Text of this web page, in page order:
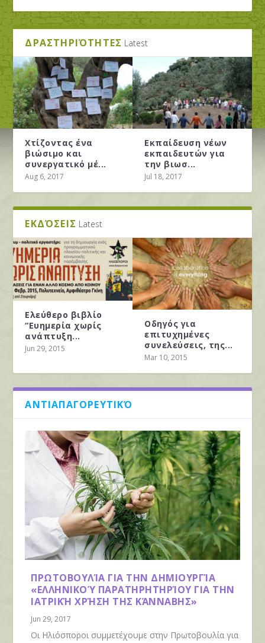
ΟΙ ΗΛΙΌΣΠΟΡΟΙ ΣΕ ΔΙΕΘΝΈΣ ΣΕΜΙΝΆΡΙΟ ΓΙΑ
ΤΗΝ ΠΕΡΜΑΚΟ...
ΕΜΕΊΣ ΨΗΦΊΖΟΥΜΕ ΚΆΝΝΑΒΗ. ΕΣΕΊΣ;...
ΚΆΝΝΑΒΗ: ΌΛΑ ΤΡΙΓΎΡΩ ΑΛΛΆΖΟΥΝΕ ΚΑΙ
ΌΛΑ ΤΑ ΊΔΙΑ ΜΈΝ...
ΠΌΣΟ ΚΟΣΤΟΛΟΓΕΊΤΑΙ ΈΝΑ ΒΟΥΝΌ; ΜΕ
ΑΦΟΡΜΉ ΤΟ ΥΠΌ ΜΕΛ...
ΔΡΑΣΤΗΡΙΌΤΗΤΕΣ Latest
Χτίζοντας ένα
βιώσιμο και
συνεργατικό μέ...
Aug 6, 2017
Εκπαίδευση νέων
εκπαιδευτών για
την βιωσ...
Jul 18, 2017
ΕΚΔΌΣΕΙΣ Latest
Ελεύθερο βιβλίο
“Ευημερία χωρίς
ανάπτυξη...
Jun 29, 2015
Οδηγός για
επιτυχημένες
συνελεύσεις, της...
Mar 10, 2015
ΑΝΤΙΑΠΑΓΟΡΕΥΤΙΚΌ
ΠΡΩΤΟΒΟΥΛΊΑ ΓΙΑ ΤΗΝ ΔΗΜΙΟΥΡΓΊΑ
«ΕΛΛΗΝΙΚΟΎ ΠΑΡΑΤΗΡΗΤΗΡΊΟΥ ΓΙΑ ΤΗΝ
ΙΑΤΡΙΚΉ ΧΡΉΣΗ ΤΗΣ ΚΆΝΝΑΒΗΣ»
Jun 29, 2017
Οι Ηλιόσποροι συμμετέχουμε στην Πρωτοβουλία για